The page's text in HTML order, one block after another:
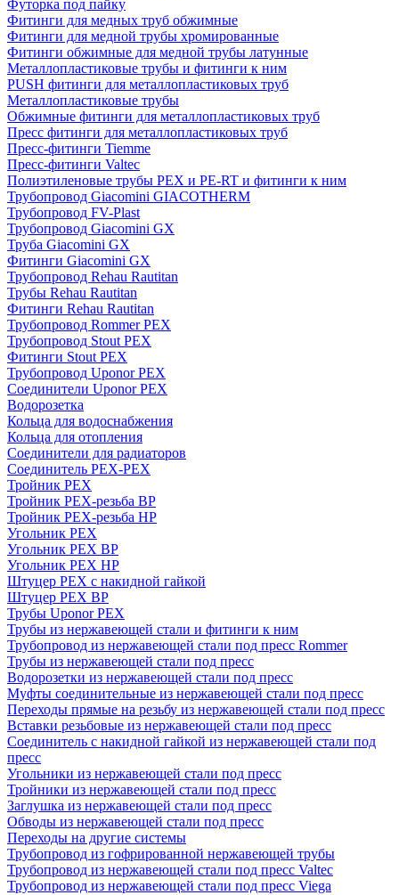
Футорка под пайку
Фитинги для медных труб обжимные
Фитинги для медной трубы хромированные
Фитинги обжимные для медной трубы латунные
Металлопластиковые трубы и фитинги к ним
PUSH фитинги для металлопластиковых труб
Металлопластиковые трубы
Обжимные фитинги для металлопластиковых труб
Пресс фитинги для металлопластиковых труб
Пресс-фитинги Tiemme
Пресс-фитинги Valtec
Полиэтиленовые трубы PEX и PE-RT и фитинги к ним
Трубопровод Giacomini GIACOTHERM
Трубопровод FV-Plast
Трубопровод Giacomini GX
Труба Giacomini GX
Фитинги Giacomini GX
Трубопровод Rehau Rautitan
Трубы Rehau Rautitan
Фитинги Rehau Rautitan
Трубопровод Rommer PEX
Трубопровод Stout PEX
Фитинги Stout PEX
Трубопровод Uponor PEX
Соединители Uponor PEX
Водорозетка
Кольца для водоснабжения
Кольца для отопления
Соединители для радиаторов
Соединитель PEX-PEX
Тройник PEX
Тройник PEX-резьба ВР
Тройник PEX-резьба НР
Угольник PEX
Угольник PEX ВР
Угольник PEX НР
Штуцер PEX c накидной гайкой
Штуцер PEX ВР
Трубы Uponor PEX
Трубы из нержавеющей стали и фитинги к ним
Трубопровод из нержавеющей стали под пресс Rommer
Трубы из нержавеющей стали под пресс
Водорозетки из нержавеющей стали под пресс
Муфты соединительные из нержавеющей стали под пресс
Переходы прямые на резьбу из нержавеющей стали под пресс
Вставки резьбовые из нержавеющей стали под пресс
Соединитель с накидной гайкой из нержавеющей стали под
пресс
Угольники из нержавеющей стали под пресс
Тройники из нержавеющей стали под пресс
Заглушка из нержавеющей стали под пресс
Обводы из нержавеющей стали под пресс
Переходы на другие системы
Трубопровод из гофрированной нержавеющей трубы
Трубопровод из нержавеющей стали под пресс Valtec
Трубопровод из нержавеющей стали под пресс Viega